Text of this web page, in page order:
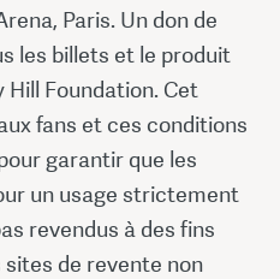
Paris. Un don de
les billets et le produit
Hill Foundation. Cet
fans et ces conditions
garantir que les
un usage strictement
revendus à des fins
de revente non